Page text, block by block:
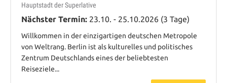
Hauptstadt der Superlative
Nächster Termin: 23.10. - 25.10.2026 (3 Tage)
Willkommen in der einzigartigen deutschen Metropole
von Weltrang. Berlin ist als kulturelles und politisches
Zentrum Deutschlands eines der beliebtesten
Reiseziele...